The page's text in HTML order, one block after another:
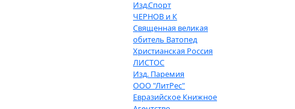
Изд.Спорт
ЧЕРНОВ и К
Священная великая
обитель Ватопед
Христианская Россия
ЛИСТОС
Изд. Паремия
ООО "ЛитРес"
Евразийское Книжное